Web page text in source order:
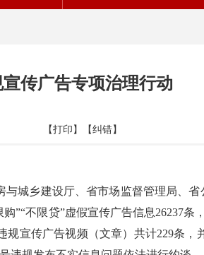
传广告专项治理行动
【打印】 【纠错】
城乡建设厅、省市场监督管理局、
”“不限贷”虚假宣传广告信息26237条
宣传广告视频（文章） 共计229条，